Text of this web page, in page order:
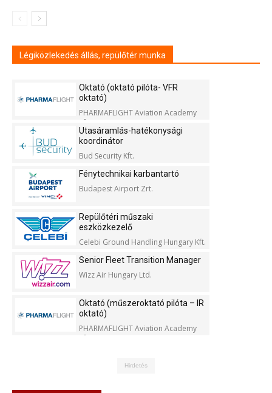
Légiközlekedés állás, repülőtér munka
Oktató (oktató pilóta- VFR
oktató)
PHARMAFLIGHT Aviation Academy
Kft.
Utasáramlás-hatékonysági
koordinátor
Bud Security Kft.
Fénytechnikai karbantartó
Budapest Airport Zrt.
Repülőtéri műszaki
eszközkezelő
Celebi Ground Handling Hungary Kft.
Senior Fleet Transition Manager
Wizz Air Hungary Ltd.
Oktató (műszeroktató pilóta – IR
oktató)
PHARMAFLIGHT Aviation Academy
Kft.
Hirdetés